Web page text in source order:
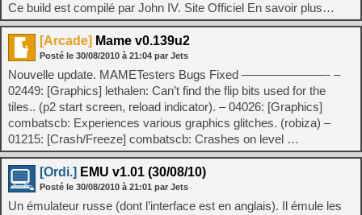
Ce build est compilé par John IV. Site Officiel En savoir plus…
[Arcade] Mame v0.139u2
Posté le 30/08/2010 à 21:04 par Jets
Nouvelle update. MAMETesters Bugs Fixed ———————- –
02449: [Graphics] lethalen: Can’t find the flip bits used for the
tiles.. (p2 start screen, reload indicator). – 04026: [Graphics]
combatscb: Experiences various graphics glitches. (robiza) –
01215: [Crash/Freeze] combatscb: Crashes on level …
[Ordi.] EMU v1.01 (30/08/10)
Posté le 30/08/2010 à 21:01 par Jets
Un émulateur russe (dont l’interface est en anglais). Il émule les